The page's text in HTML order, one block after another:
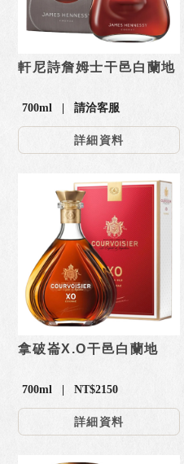
軒尼詩詹姆士干邑白蘭地
700ml | 請洽客服
詳細資料
拿破崙X.O干邑白蘭地
700ml | NT$2150
詳細資料